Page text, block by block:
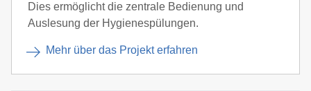
Dies ermöglicht die zentrale Bedienung und
Auslesung der Hygienespülungen.
Mehr über das Projekt erfahren